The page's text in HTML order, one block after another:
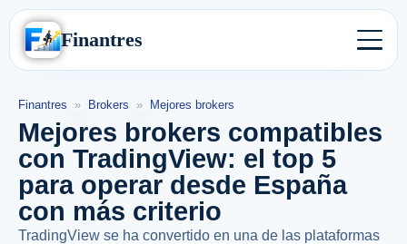
Finantres
Finantres » Brokers » Mejores brokers
Mejores brokers compatibles
con TradingView: el top 5
para operar desde España
con más criterio
TradingView se ha convertido en una de las plataformas